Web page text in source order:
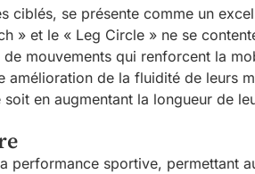
ciblés, se présente comme un
» et le « Leg Circle » ne se
mouvements qui renforcent la
de la fluidité de leurs
en augmentant la longueur de
performance sportive, permettant